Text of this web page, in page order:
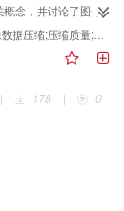
念，并讨论了图像
理和基本算法；然
量;构建原理;压缩速率;复杂度;传送;算法;软件
| 178 | 0